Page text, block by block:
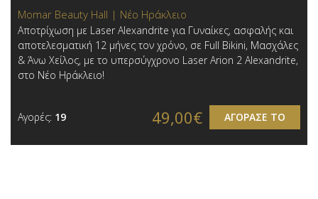
Momar Beauty Hall | Νέο Ηράκλειο
Αποτρίχωση με Laser Alexandrite για Γυναίκες, ασφαλής και
αποτελεσματική 12 μήνες τον χρόνo, σε Full Bikini, Μασχάλες
& Άνω Χείλος, με το υπερσύγχρονο Laser Arion 2 Alexandrite,
στο Νέο Ηράκλειο!
Αγορές: 19 ΑΓΟΡΑΣΕ ΤΟ
49,00€